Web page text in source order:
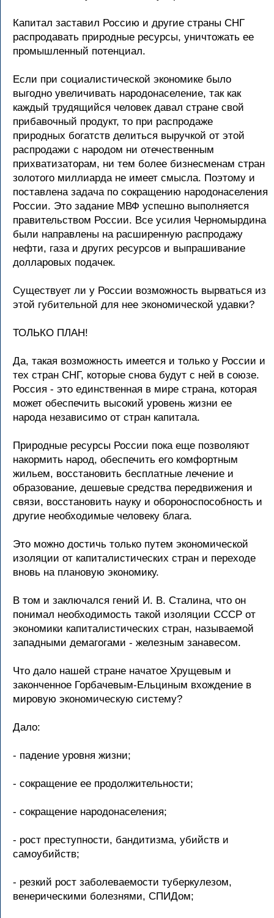
Капитал заставил Россию и другие страны СНГ
распродавать природные ресурсы, уничтожать ее
промышленный потенциал.
Если при социалистической экономике было
выгодно увеличивать народонаселение, так как
каждый трудящийся человек давал стране свой
прибавочный продукт, то при распродаже
природных богатств делиться выручкой от этой
распродажи с народом ни отечественным
прихватизаторам, ни тем более бизнесменам стран
золотого миллиарда не имеет смысла. Поэтому и
поставлена задача по сокращению народонаселения
России. Это задание МВФ успешно выполняется
правительством России. Все усилия Черномырдина
были направлены на расширенную распродажу
нефти, газа и других ресурсов и выпрашивание
долларовых подачек.
Существует ли у России возможность вырваться из
этой губительной для нее экономической удавки?
ТОЛЬКО ПЛАН!
Да, такая возможность имеется и только у России и
тех стран СНГ, которые снова будут с ней в союзе.
Россия - это единственная в мире страна, которая
может обеспечить высокий уровень жизни ее
народа независимо от стран капитала.
Природные ресурсы России пока еще позволяют
накормить народ, обеспечить его комфортным
жильем, восстановить бесплатные лечение и
образование, дешевые средства передвижения и
связи, восстановить науку и обороноспособность и
другие необходимые человеку блага.
Это можно достичь только путем экономической
изоляции от капиталистических стран и переходе
вновь на плановую экономику.
В том и заключался гений И. В. Сталина, что он
понимал необходимость такой изоляции СССР от
экономики капиталистических стран, называемой
западными демагогами - железным занавесом.
Что дало нашей стране начатое Хрущевым и
законченное Горбачевым-Ельциным вхождение в
мировую экономическую систему?
Дало:
- падение уровня жизни;
- сокращение ее продолжительности;
- сокращение народонаселения;
- рост преступности, бандитизма, убийств и
самоубийств;
- резкий рост заболеваемости туберкулезом,
венерическими болезнями, СПИДом;